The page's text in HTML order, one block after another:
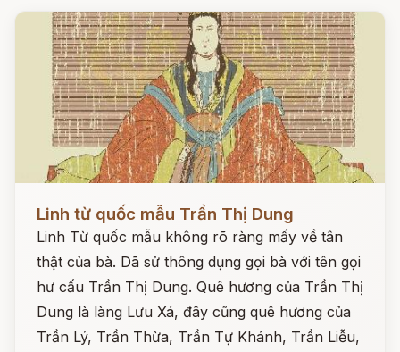
Linh từ quốc mẫu Trần Thị Dung
Linh Từ quốc mẫu không rõ ràng mấy về tân
thật của bà. Dã sử thông dụng gọi bà với tên gọi
hư cấu Trần Thị Dung. Quê hương của Trần Thị
Dung là làng Lưu Xá, đây cũng quê hương của
Trần Lý, Trần Thừa, Trần Tự Khánh, Trần Liễu,